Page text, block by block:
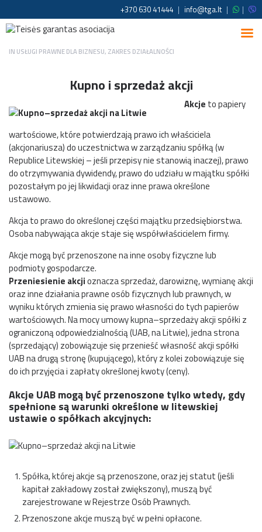
+370 630 41444 | info@tga.lt | |
IN USŁUGI PRAWNE DLA BIZNESU, ZAKRES DZIAŁALNOŚCI
Kupno i sprzedaż akcji
Akcje to papiery
wartościowe, które potwierdzają prawo ich właściciela
(akcjonariusza) do uczestnictwa w zarządzaniu spółką (w
Republice Litewskiej – jeśli przepisy nie stanowią inaczej), prawo
do otrzymywania dywidendy, prawo do udziału w majątku spółki
pozostałym po jej likwidacji oraz inne prawa określone
ustawowo.
Akcja to prawo do określonej części majątku przedsiębiorstwa.
Osoba nabywająca akcje staje się współwłaścicielem firmy.
Akcje mogą być przenoszone na inne osoby fizyczne lub
podmioty gospodarcze.
Przeniesienie akcjioznacza sprzedaż, darowiznę, wymianę akcji
oraz inne działania prawne osób fizycznych lub prawnych, w
wyniku których zmienia się prawo własności do tych papierów
wartościowych. Na mocy umowy kupna–sprzedaży akcji spółki z
ograniczoną odpowiedzialnością (UAB, na Litwie), jedna strona
(sprzedający) zobowiązuje się przenieść własność akcji spółki
UAB na drugą stronę (kupującego), który z kolei zobowiązuje się
do ich przyjęcia i zapłaty określonej kwoty (ceny).
Akcje UAB mogą być przenoszone tylko wtedy, gdy
spełnione są warunki określone w litewskiej
ustawie o spółkach akcyjnych:
Spółka, której akcje są przenoszone, oraz jej statut (jeśli
kapitał zakładowy został zwiększony), muszą być
zarejestrowane w Rejestrze Osób Prawnych.
Przenoszone akcje muszą być w pełni opłacone.